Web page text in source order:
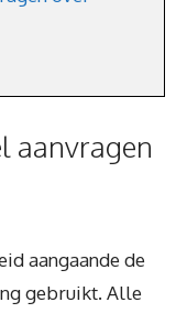
aanvragen
aangaande de
gebruikt. Alle